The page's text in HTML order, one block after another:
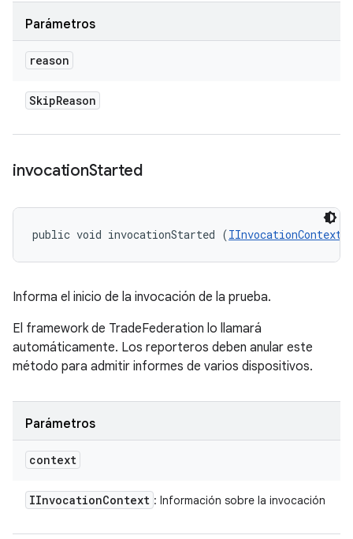
Parámetros
reason
SkipReason
invocationStarted
public void invocationStarted (IInvocationContext
Informa el inicio de la invocación de la prueba.
El framework de TradeFederation lo llamará
automáticamente. Los reporteros deben anular este
método para admitir informes de varios dispositivos.
Parámetros
context
IInvocationContext : Información sobre la invocación